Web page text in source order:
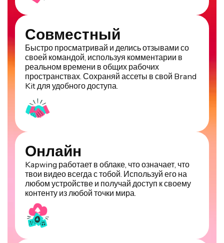
Совместный
Быстро просматривай и делись отзывами со
своей командой, используя комментарии в
реальном времени в общих рабочих
пространствах. Сохраняй ассеты в свой Brand
Kit для удобного доступа.
Онлайн
Kapwing работает в облаке, что означает, что
твои видео всегда с тобой. Используй его на
любом устройстве и получай доступ к своему
контенту из любой точки мира.